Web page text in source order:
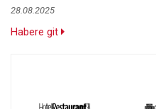
28.08.2025
Habere git